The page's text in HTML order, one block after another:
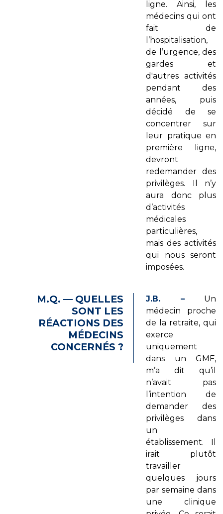
ligne. Ainsi, les
médecins qui ont
fait de
l’hospitalisation,
de l’urgence, des
gardes et
d'autres activités
pendant des
années, puis
décidé de se
concentrer sur
leur pratique en
première ligne,
devront
redemander des
privilèges. Il n’y
aura donc plus
d’activités
médicales
particulières,
mais des activités
qui nous seront
imposées.
M.Q. — QUELLES
SONT LES
RÉACTIONS DES
MÉDECINS
CONCERNÉS ?
J.B. –Un
médecin proche
de la retraite, qui
exerce
uniquement
dans un GMF,
m’a dit qu’il
n’avait pas
l’intention de
demander des
privilèges dans
un
établissement. Il
irait plutôt
travailler
quelques jours
par semaine dans
une clinique